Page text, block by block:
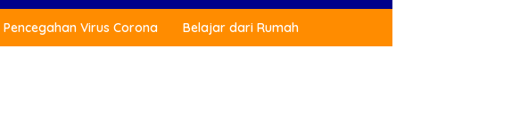
Pencegahan Virus Corona Belajar dari Rumah